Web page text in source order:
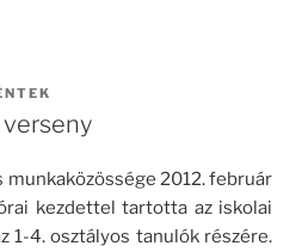
munkaközössége 2012. február
kezdettel tartotta az iskolai
1-4. osztályos tanulók részére.